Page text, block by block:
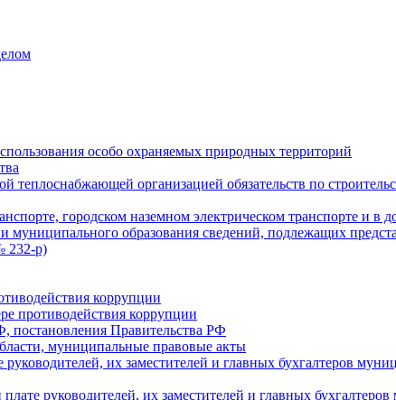
особо охраняемых природных территорий
организацией обязательств по
городском наземном электрическом транспорте и в
образования сведений, подлежащих
232-р)
коррупции
противодействия коррупции
постановления Правительства РФ
муниципальные правовые акты
руководителей, их заместителей и главных бухгалтеров
руководителей, их заместителей и главных